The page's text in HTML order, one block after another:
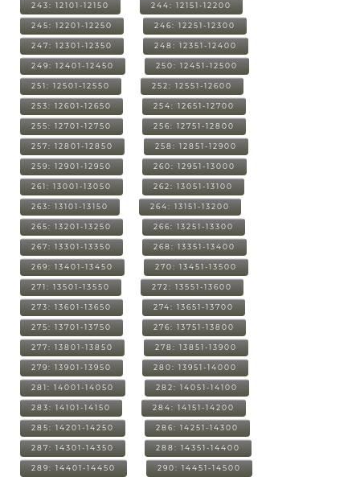
243: 12101-12150 244: 12151-12200
245: 12201-12250 246: 12251-12300
247: 12301-12350 248: 12351-12400
249: 12401-12450 250: 12451-12500
251: 12501-12550 252: 12551-12600
253: 12601-12650 254: 12651-12700
255: 12701-12750 256: 12751-12800
257: 12801-12850 258: 12851-12900
259: 12901-12950 260: 12951-13000
261: 13001-13050 262: 13051-13100
263: 13101-13150 264: 13151-13200
265: 13201-13250 266: 13251-13300
267: 13301-13350 268: 13351-13400
269: 13401-13450 270: 13451-13500
271: 13501-13550 272: 13551-13600
273: 13601-13650 274: 13651-13700
275: 13701-13750 276: 13751-13800
277: 13801-13850 278: 13851-13900
279: 13901-13950 280: 13951-14000
281: 14001-14050 282: 14051-14100
283: 14101-14150 284: 14151-14200
285: 14201-14250 286: 14251-14300
287: 14301-14350 288: 14351-14400
289: 14401-14450 290: 14451-14500